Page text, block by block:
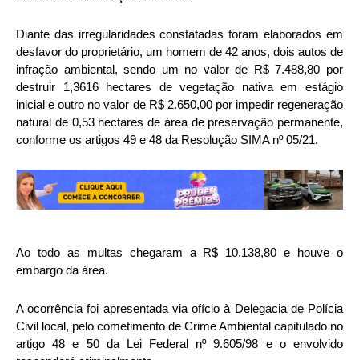
Diante das irregularidades constatadas foram elaborados em
desfavor do proprietário, um homem de 42 anos, dois autos de
infração ambiental, sendo um no valor de R$ 7.488,80 por
destruir 1,3616 hectares de vegetação nativa em estágio
inicial e outro no valor de R$ 2.650,00 por impedir regeneração
natural de 0,53 hectares de área de preservação permanente,
conforme os artigos 49 e 48 da Resolução SIMA nº 05/21.
Ao todo as multas chegaram a R$ 10.138,80 e houve o
embargo da área.
A ocorrência foi apresentada via ofício à Delegacia de Polícia
Civil local, pelo cometimento de Crime Ambiental capitulado no
artigo 48 e 50 da Lei Federal nº 9.605/98 e o envolvido